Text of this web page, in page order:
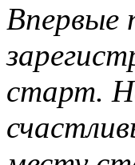
Впервые
старт.